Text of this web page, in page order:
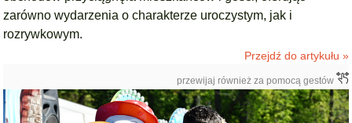
zarówno wydarzenia o charakterze uroczystym, jak i
rozrywkowym.
Przejdź do artykułu »
przewijaj również za pomocą gestów